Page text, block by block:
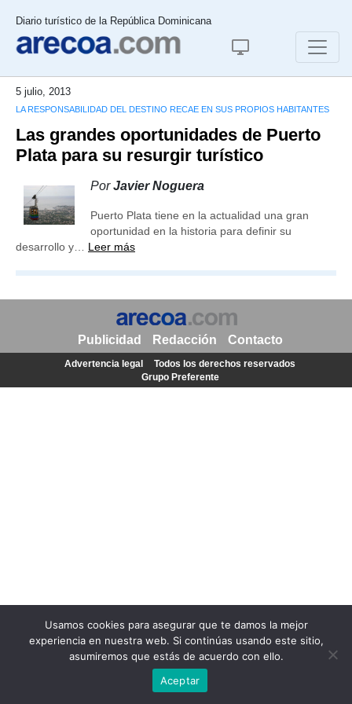
Diario turístico de la República Dominicana
5 julio, 2013
LA RESPONSABILIDAD DEL DESTINO RECAE EN SUS PROPIOS HABITANTES
Las grandes oportunidades de Puerto
Plata para su resurgir turístico
PorJavier Noguera
Puerto Plata tiene en la actualidad una gran
oportunidad en la historia para definir su
desarrollo y… Leer más
Usamos cookies para asegurar que te damos la mejor
experiencia en nuestra web. Si continúas usando este sitio,
asumiremos que estás de acuerdo con ello.
Aceptar
Publicidad Redacción Contacto
Advertencia legal
Todos los derechos reservados
Grupo Preferente